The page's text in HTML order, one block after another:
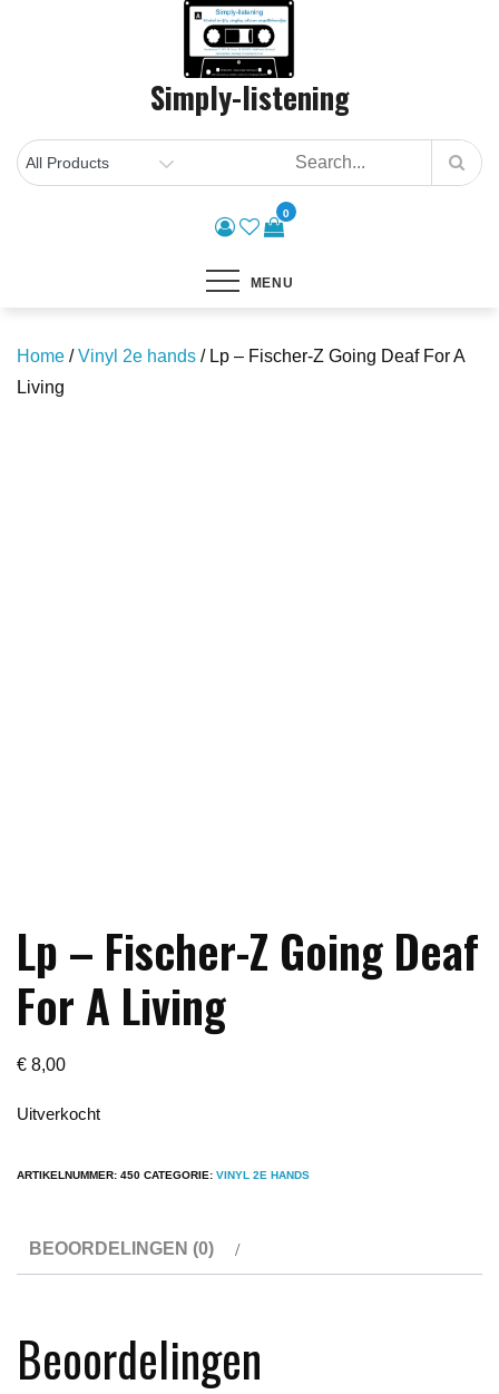
Simply-listening
0
MENU
Home /Vinyl 2e hands / Lp – Fischer-Z Going Deaf For A
Living
Lp – Fischer-Z Going Deaf
For A Living
€ 8,00
Uitverkocht
ARTIKELNUMMER: 450 CATEGORIE: VINYL 2E HANDS
BEOORDELINGEN (0)
Beoordelingen